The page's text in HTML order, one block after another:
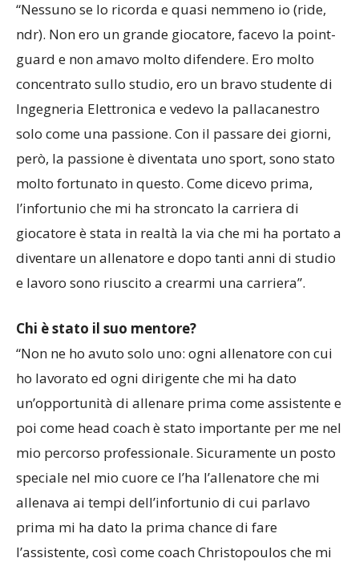
“Nessuno se lo ricorda e quasi nemmeno io (ride,
ndr). Non ero un grande giocatore, facevo la point-
guard e non amavo molto difendere. Ero molto
concentrato sullo studio, ero un bravo studente di
Ingegneria Elettronica e vedevo la pallacanestro
solo come una passione. Con il passare dei giorni,
però, la passione è diventata uno sport, sono stato
molto fortunato in questo. Come dicevo prima,
l’infortunio che mi ha stroncato la carriera di
giocatore è stata in realtà la via che mi ha portato a
diventare un allenatore e dopo tanti anni di studio
e lavoro sono riuscito a crearmi una carriera”.
Chi è stato il suo mentore?
“Non ne ho avuto solo uno: ogni allenatore con cui
ho lavorato ed ogni dirigente che mi ha dato
un’opportunità di allenare prima come assistente e
poi come head coach è stato importante per me nel
mio percorso professionale. Sicuramente un posto
speciale nel mio cuore ce l’ha l’allenatore che mi
allenava ai tempi dell’infortunio di cui parlavo
prima mi ha dato la prima chance di fare
l’assistente, così come coach Christopoulos che mi